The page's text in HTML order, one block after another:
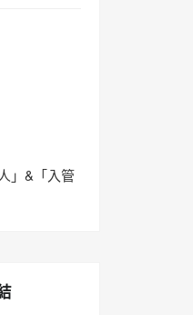
」&「入管